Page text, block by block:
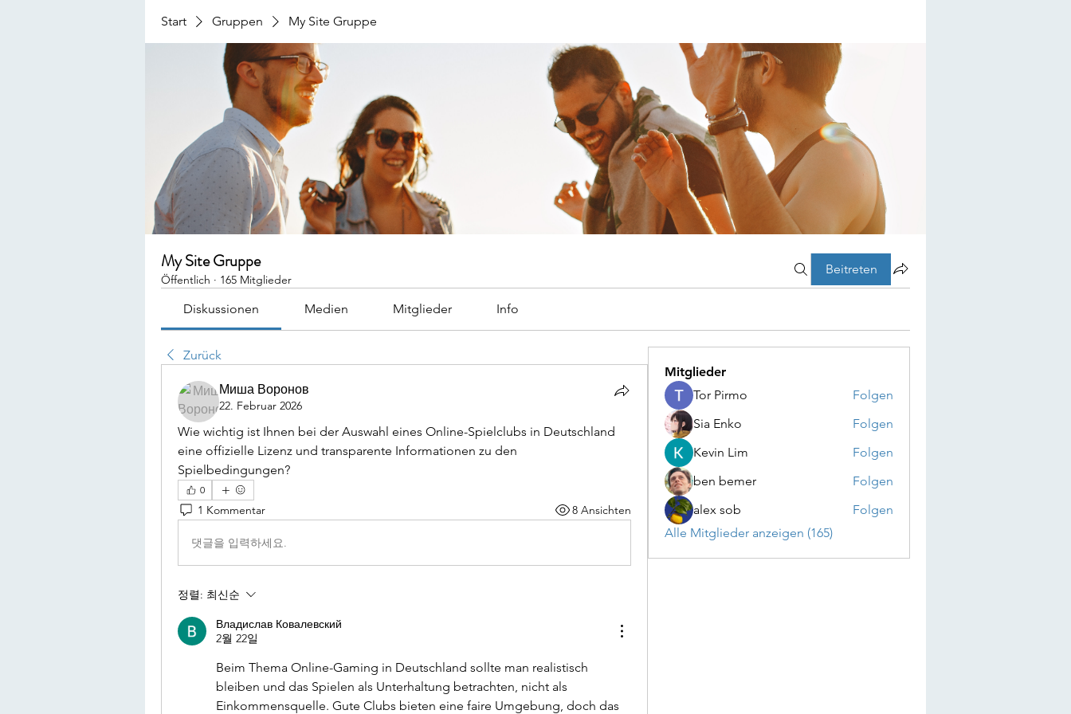
Start Gruppen My Site Gruppe
My Site Gruppe
Öffentlich · 165 Mitglieder
Beitreten
Diskussionen Medien Mitglieder Info
Zurück
Миша Воронов
22. Februar 2026
Wie wichtig ist Ihnen bei der Auswahl eines Online-Spielclubs in Deutschland
eine offizielle Lizenz und transparente Informationen zu den
Spielbedingungen?
0
1 Kommentar 8 Ansichten
댓글을 입력하세요.
정렬: 최신순
Владислав Ковалевский
2월 22일
Beim Thema Online-Gaming in Deutschland sollte man realistisch
bleiben und das Spielen als Unterhaltung betrachten, nicht als
Einkommensquelle. Gute Clubs bieten eine faire Umgebung, doch das
Mitglieder
Tor Pirmo
Folgen
Sia Enko
Folgen
Kevin Lim
Folgen
ben bemer
Folgen
alex sob
Folgen
Alle Mitglieder anzeigen (165)